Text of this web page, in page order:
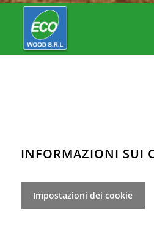
INFORMAZIONI SUI
Impostazioni dei cookie